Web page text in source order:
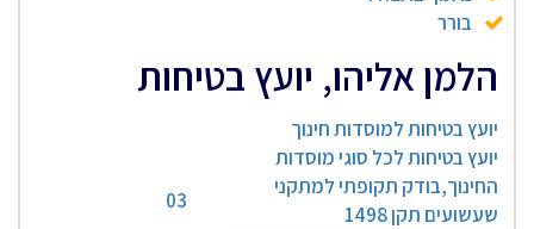
בורר
הלמן אליהו, יועץ בטיחות
יועץ בטיחות למוסדות חינוך
יועץ בטיחות לכל סוגי מוסדות
החינוך,בודק תקופתי למתקני
שעשועים תקן 1498
03